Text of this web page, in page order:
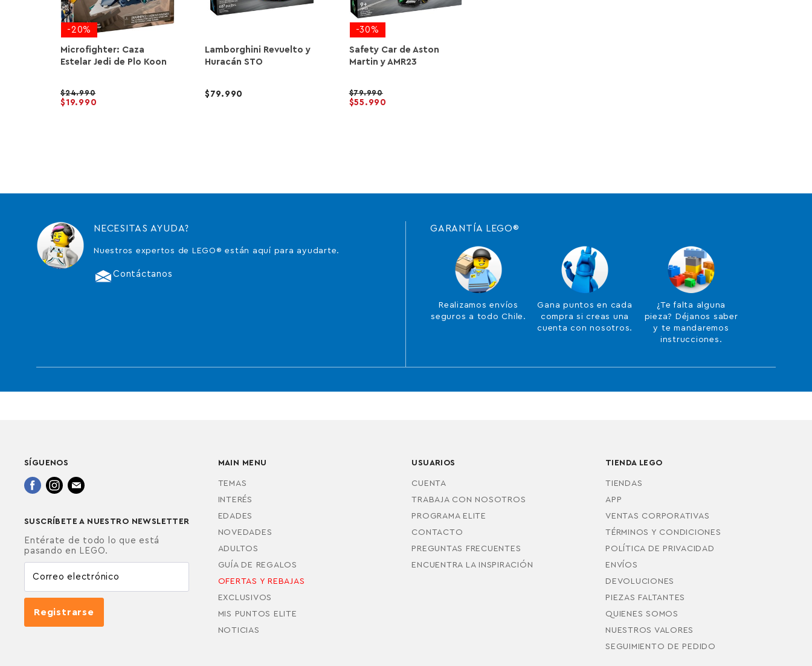
-20%
Microfighter: Caza
Estelar Jedi de Plo Koon
24.990
19.990
Lamborghini Revuelto y
Huracán STO
79.990
-30%
Safety Car de Aston
Martin y AMR23
79.990
55.990
NECESITAS AYUDA?
Nuestros expertos de LEGO® están aquí para ayudarte.
Contáctanos
GARANTÍA LEGO®
Realizamos envíos
seguros a todo Chile.
Gana puntos en cada
compra si creas una
cuenta con nosotros.
¿Te falta alguna
pieza? Déjanos saber
y te mandaremos
instrucciones.
SÍGUENOS
Encuéntrenos
Encuéntrenos
Encuéntrenos
SUSCRÍBETE A NUESTRO NEWSLETTER
Entérate de todo lo que está
pasando en LEGO.
Correo electrónico
Registrarse
MAIN MENU
TEMAS
INTERÉS
EDADES
NOVEDADES
ADULTOS
GUÍA DE REGALOS
OFERTAS Y REBAJAS
EXCLUSIVOS
MIS PUNTOS ELITE
NOTICIAS
USUARIOS
CUENTA
TRABAJA CON NOSOTROS
PROGRAMA ELITE
CONTACTO
PREGUNTAS FRECUENTES
ENCUENTRA LA INSPIRACIÓN
TIENDA LEGO
TIENDAS
APP
VENTAS CORPORATIVAS
TÉRMINOS Y CONDICIONES
POLÍTICA DE PRIVACIDAD
ENVÍOS
DEVOLUCIONES
PIEZAS FALTANTES
QUIENES SOMOS
NUESTROS VALORES
SEGUIMIENTO DE PEDIDO